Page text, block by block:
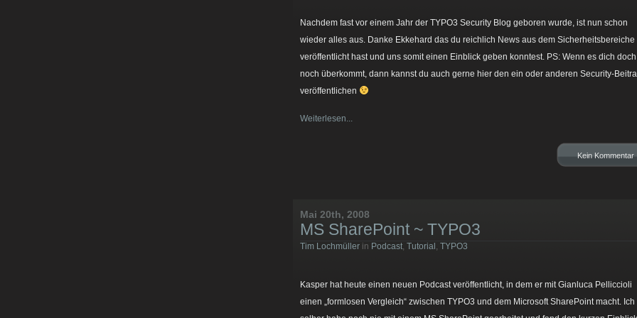
Nachdem fast vor einem Jahr der TYPO3 Security Blog geboren wurde, ist nun schon
wieder alles aus. Danke Ekkehard das du reichlich News aus dem Sicherheitsbereiche
veröffentlicht hast und uns somit einen Einblick geben konntest. PS: Wenn es dich doch
noch überkommt, dann kannst du auch gerne hier den ein oder anderen Security-
veröffentlichen
Weiterlesen...
Kein Kommentar
Mai 20th, 2008
MS SharePoint ~ TYPO3
Tim Lochmüller in Podcast, Tutorial , TYPO3
Kasper hat heute einen neuen Podcast veröffentlicht, in dem er mit Gianluca Pelliccioli
einen „formlosen Vergleich“ zwischen TYPO3 und dem Microsoft SharePoint macht. Ich